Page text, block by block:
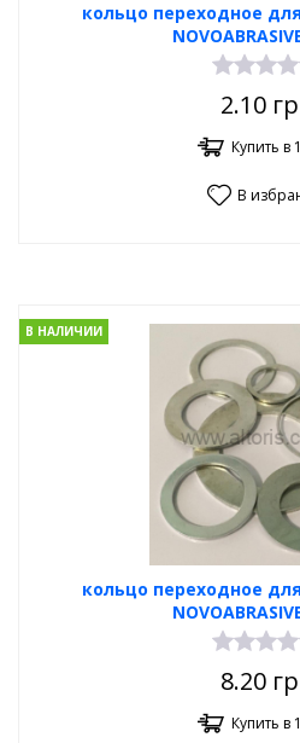
кольцо переходное
2.10
Купить в
В
кольцо переходное
В НАЛИЧИИ
8.20
Купить в